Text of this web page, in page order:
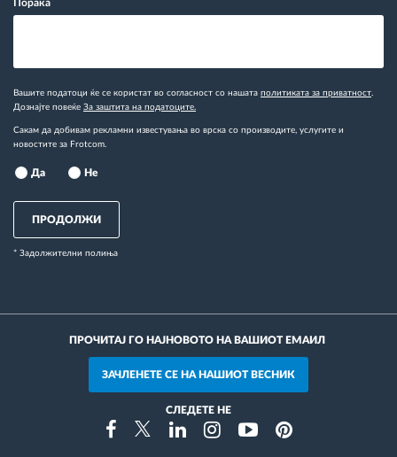
Порака
Вашите податоци ќе се користат во согласност со нашата политиката за приватност
Дознајте повеќе За заштита на податоците.
Сакам да добивам рекламни известувања во врска со производите, услугите и
новостите за Frotcom.
Да Не
ПРОДОЛЖИ
* Задолжителни полиња
ПРОЧИТАЈ ГО НАЈНОВОТО НА ВАШИОТ ЕМАИЛ
ЗАЧЛЕНЕТЕ СЕ НА НАШИОТ ВЕСНИК
СЛЕДЕТЕ НЕ
FacebookTwitterLinkedinInstragramYoutubePinterest